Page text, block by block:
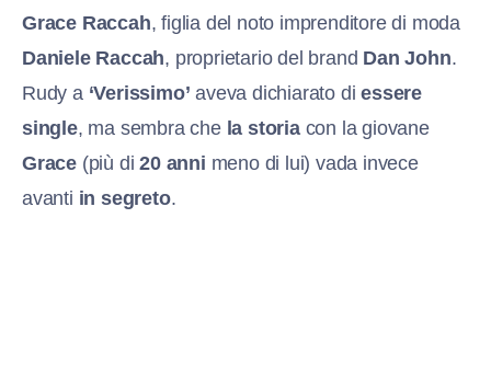
Grace Raccah, figlia del noto imprenditore di moda
Daniele Raccah, proprietario del brand Dan John.
Rudy a ‘Verissimo’ aveva dichiarato diessere
single, ma sembra che la storiacon la giovane
Grace (più di20 anni meno di lui) vada invece
avanti in segreto.